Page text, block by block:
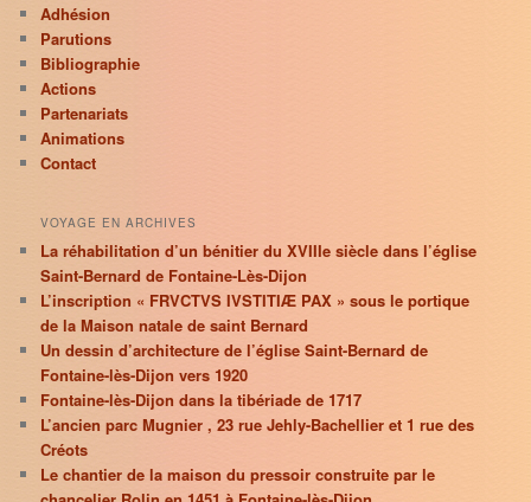
Adhésion
Parutions
Bibliographie
Actions
Partenariats
Animations
Contact
VOYAGE EN ARCHIVES
La réhabilitation d’un bénitier du XVIIIe siècle dans l’église
Saint-Bernard de Fontaine-Lès-Dijon
L’inscription « FRVCTVS IVSTITIÆ PAX » sous le portique
de la Maison natale de saint Bernard
Un dessin d’architecture de l’église Saint-Bernard de
Fontaine-lès-Dijon vers 1920
Fontaine-lès-Dijon dans la tibériade de 1717
L’ancien parc Mugnier , 23 rue Jehly-Bachellier et 1 rue des
Créots
Le chantier de la maison du pressoir construite par le